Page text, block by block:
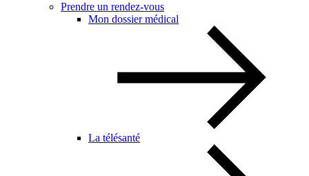
Prendre un rendez-vous
Mon dossier médical
La télésanté